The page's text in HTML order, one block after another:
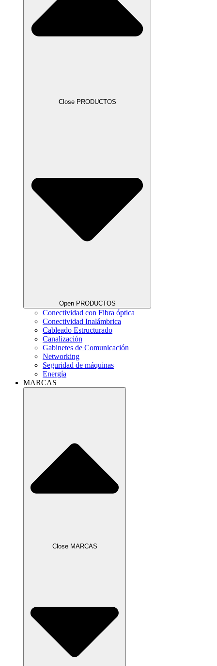
Close PRODUCTOS
Open PRODUCTOS
Conectividad con Fibra óptica
Conectividad Inalámbrica
Cableado Estructurado
Canalización
Gabinetes de Comunicación
Networking
Seguridad de máquinas
Energía
MARCAS
Close MARCAS